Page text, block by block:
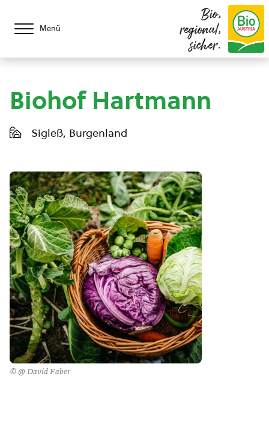
Menü
Bio,
regional,
sicher.
Biohof Hartmann
Sigleß, Burgenland
© @ David Faber